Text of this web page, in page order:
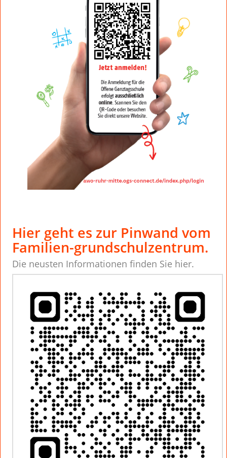
Hier geht es zur Pinwand vom
Familien-grundschulzentrum.
Die neusten Informationen finden Sie hier.